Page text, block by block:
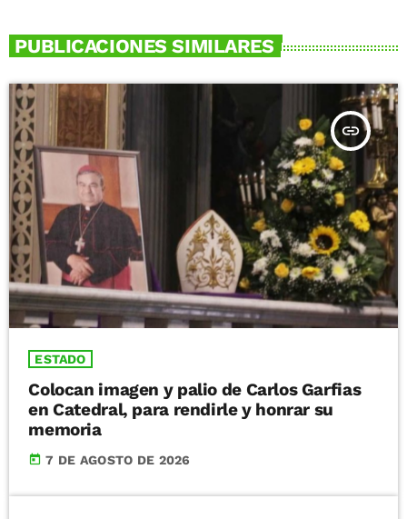
PUBLICACIONES SIMILARES
insert_link
ESTADO
Colocan imagen y palio de Carlos Garfias
en Catedral, para rendirle y honrar su
memoria
today 7 DE AGOSTO DE 2026